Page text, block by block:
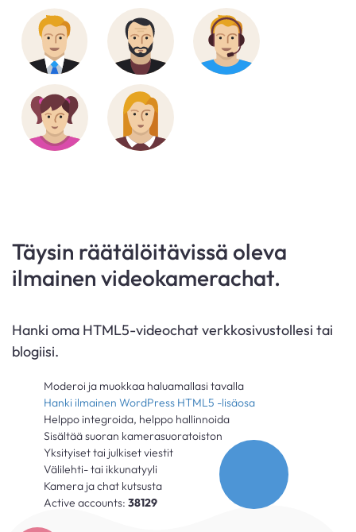
Täysin räätälöitävissä oleva
ilmainen videokamerachat.
Hanki oma HTML5-videochat verkkosivustollesi tai
blogiisi.
Moderoi ja muokkaa haluamallasi tavalla
Hanki ilmainen WordPress HTML5 -lisäosa
Helppo integroida, helppo hallinnoida
Sisältää suoran kamerasuoratoiston
Yksityiset tai julkiset viestit
Välilehti- tai ikkunatyyli
Kamera ja chat kutsusta
Active accounts: 38129